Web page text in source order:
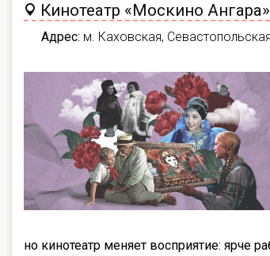
Кинотеатр «Москино Ангара»
Адрес: м. Каховская,
но кинотеатр меняет восприятие: ярче